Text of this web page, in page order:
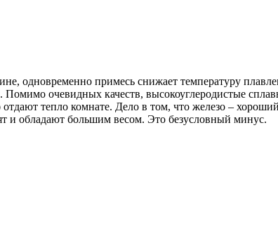
одновременно примесь снижает температуру
очевидных качеств, высокоуглеродистые
тепло комнате. Дело в том, что железо –
и обладают большим весом. Это безусловный минус.